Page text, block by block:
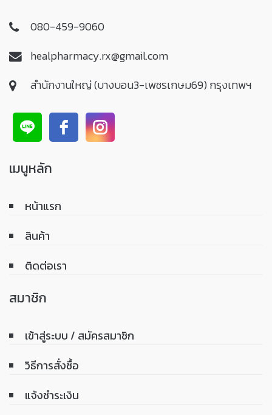
080-459-9060
healpharmacy.rx@gmail.com
สำนักงานใหญ่ (บางบอน3-เพชรเกษม69) กรุงเทพฯ
เมนูหลัก
หน้าแรก
สินค้า
ติดต่อเรา
สมาชิก
เข้าสู่ระบบ / สมัครสมาชิก
วิธีการสั่งซื้อ
แจ้งชำระเงิน